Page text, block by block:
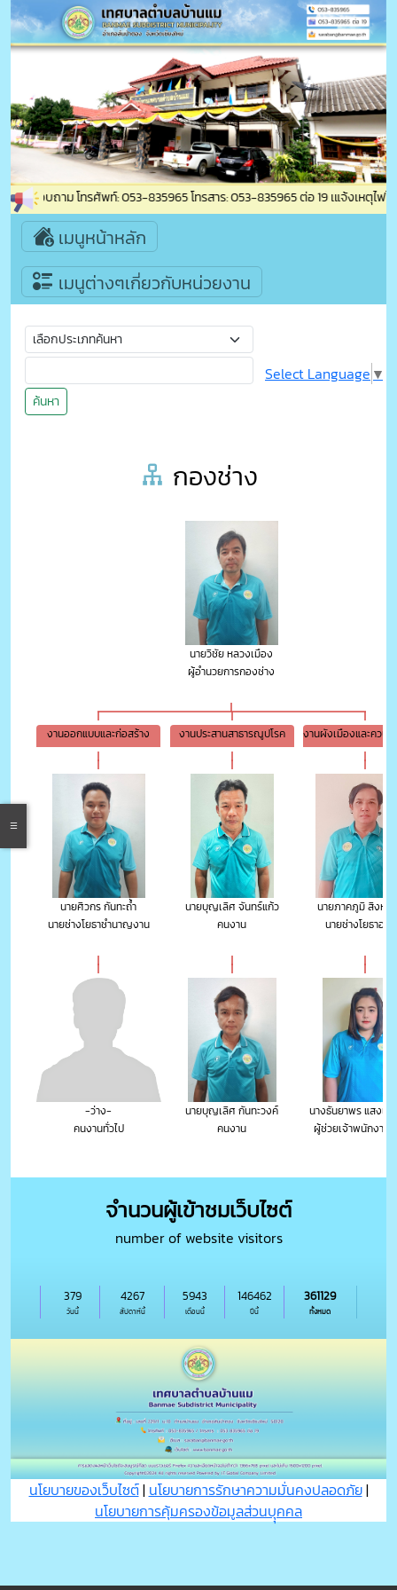
สอบถาม โทรศัพท์: 053-835965 โทรสาร: 053-835965 ต่อ 19 เแจ้งเหตุไฟไห
เมนูหน้าหลัก
เมนูต่างๆเกี่ยวกับหน่วยงาน
ค้นหา
Select Language ▼
กองช่าง
นายวิชัย หลวงเมือง
ผู้อำนวยการกองช่าง
งานออกแบบและก่อสร้าง
นายศิวกร กันทะถ้ำ
นายช่างโยธาชำนาญงาน
-ว่าง-
คนงานทั่วไป
งานประสานสาธารณูปโรค
นายบุญเลิศ จันทร์แก้ว
คนงาน
นายบุญเลิศ กันทะวงค์
คนงาน
งานผังเมืองและควบคุ
นายภาคภูมิ สิงห์ไ
นายช่างโยธาอาวุ
นางธันยาพร แสงเขื่
ผู้ช่วยเจ้าพนักงานธุ
จำนวนผู้เข้าชมเว็บไซต์
number of website visitors
วันนี้
379
สัปดาห์นี้
4267
เดือนนี้
5943
ปีนี้
146462
ทั้งหมด
361129
นโยบายของเว็บไซต์| นโยบายการรักษาความมั่นคงปลอดภัย|
นโยบายการคุ้มครองข้อมูลส่วนบุุคคล